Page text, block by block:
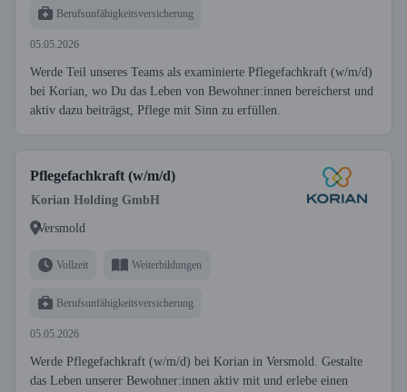
Berufsunfähigkeitsversicherung
05.05.2026
Werde Teil unseres Teams als examinierte Pflegefachkraft (w/m/d)
bei Korian, wo Du das Leben von Bewohner:innen bereicherst und
aktiv dazu beiträgst, Pflege mit Sinn zu erfüllen.
Pflegefachkraft (w/m/d)
Korian Holding GmbH
Versmold
Vollzeit Weiterbildungen
Berufsunfähigkeitsversicherung
05.05.2026
Werde Pflegefachkraft (w/m/d) bei Korian in Versmold. Gestalte
das Leben unserer Bewohner:innen aktiv mit und erlebe einen